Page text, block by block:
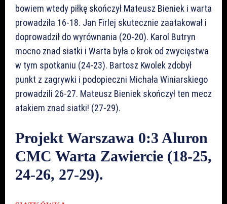
bowiem wtedy piłkę skończył Mateusz Bieniek i warta
prowadziła 16-18. Jan Firlej skutecznie zaatakował i
doprowadził do wyrównania (20-20). Karol Butryn
mocno znad siatki i Warta była o krok od zwycięstwa
w tym spotkaniu (24-23). Bartosz Kwolek zdobył
punkt z zagrywki i podopieczni Michała Winiarskiego
prowadzili 26-27. Mateusz Bieniek skończył ten mecz
atakiem znad siatki! (27-29).
Projekt Warszawa 0:3 Aluron
CMC Warta Zawiercie (18-25,
24-26, 27-29).